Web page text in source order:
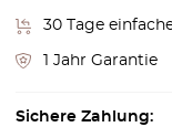
30 Tage
1 Jahr Garantie
Sichere Zahlung: